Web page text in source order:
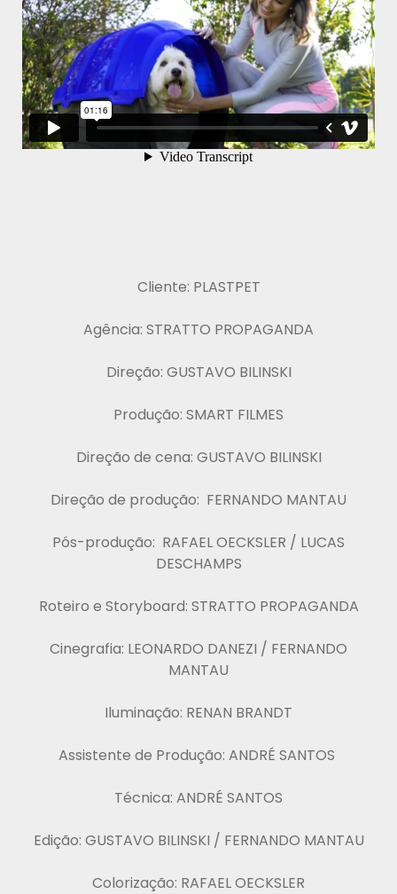
Cliente: PLASTPET
Agência: STRATTO PROPAGANDA
Direção: GUSTAVO BILINSKI
Produção: SMART FILMES
Direção de cena: GUSTAVO BILINSKI
Direção de produção: FERNANDO MANTAU
Pós-produção: RAFAEL OECKSLER / LUCAS
DESCHAMPS
Roteiro e Storyboard: STRATTO PROPAGANDA
Cinegrafia: LEONARDO DANEZI / FERNANDO
MANTAU
Iluminação: RENAN BRANDT
Assistente de Produção: ANDRÉ SANTOS
Técnica: ANDRÉ SANTOS
Edição: GUSTAVO BILINSKI / FERNANDO MANTAU
Colorização: RAFAEL OECKSLER